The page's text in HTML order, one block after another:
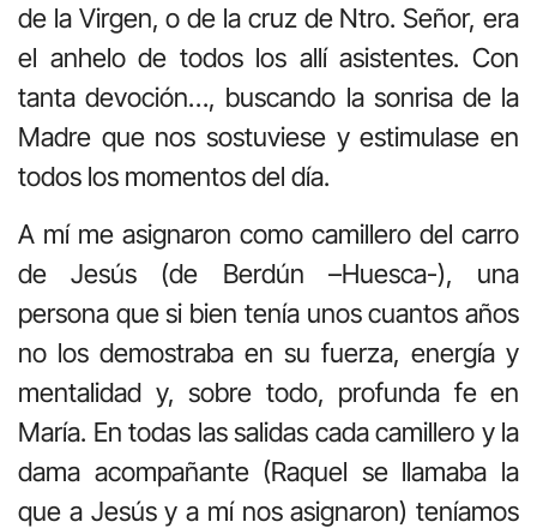
de la Virgen, o de la cruz de Ntro. Señor, era
el anhelo de todos los allí asistentes. Con
tanta devoción…, buscando la sonrisa de la
Madre que nos sostuviese y estimulase en
todos los momentos del día.
A mí me asignaron como camillero del carro
de Jesús (de Berdún –Huesca-), una
persona que si bien tenía unos cuantos años
no los demostraba en su fuerza, energía y
mentalidad y, sobre todo, profunda fe en
María. En todas las salidas cada camillero y la
dama acompañante (Raquel se llamaba la
que a Jesús y a mí nos asignaron) teníamos